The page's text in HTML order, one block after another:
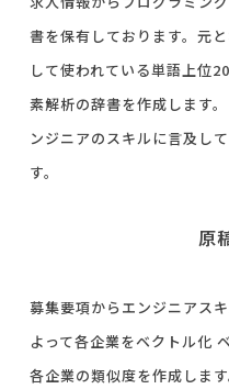
書を保有しております。元
して使われている単語上位
素解析の辞書を作成します
ンジニアのスキルに言及し
す。
原
募集要項からエンジニアス
よって各企業をベクトル化
各企業の類似度を作成しま